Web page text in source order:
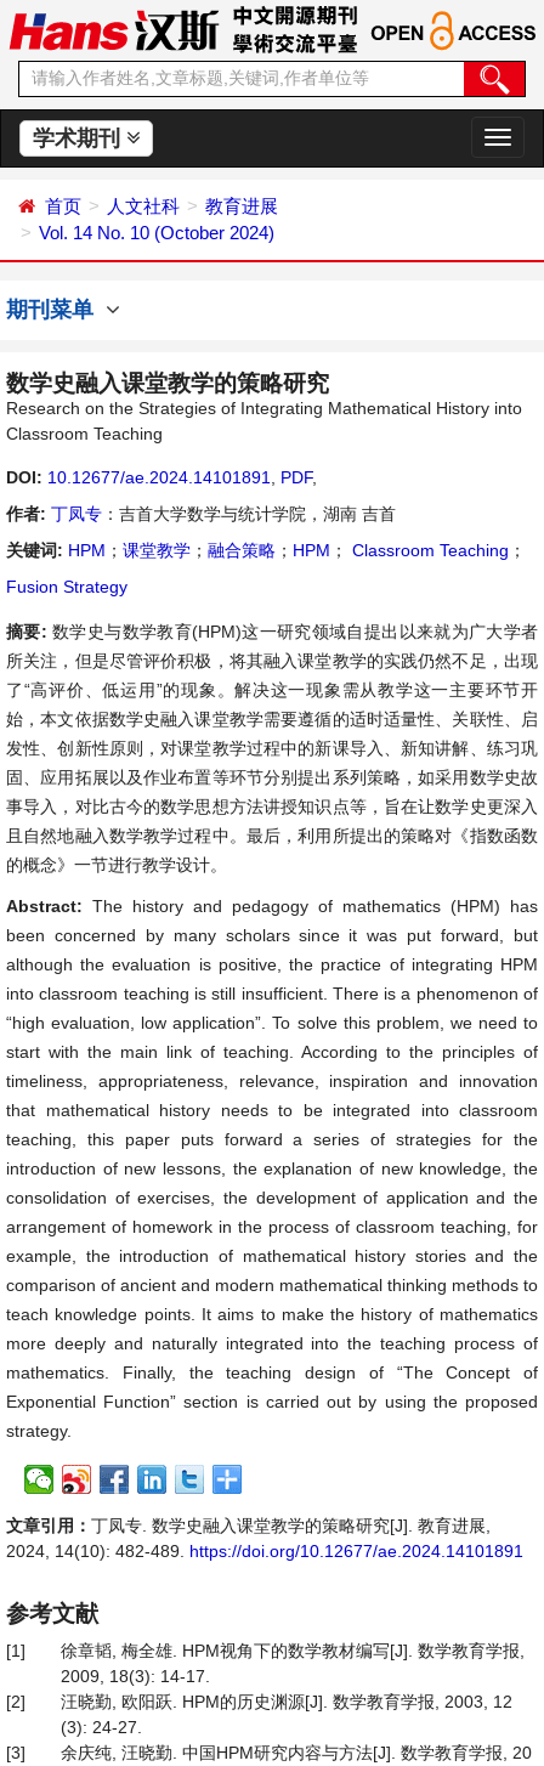
学术期刊
切
换
首页 人文社科
教育进展
Vol. 14 No. 10 (October 2024)
期刊菜单
数学史融入课堂教学的策略研究
Research on the Strategies of Integrating Mathematical History into
Classroom Teaching
DOI: 10.12677/ae.2024.14101891 PDF,
作者: 丁凤专 ：吉首大学数学与统计学院，湖南 吉首
关键词: HPM ； 课堂教学 ； 融合策略 ； HPM ； Classroom Teaching ；
Fusion Strategy
摘要:数学史与数学教育(HPM)这一研究领域自提出以来就为广大学者
所关注，但是尽管评价积极，将其融入课堂教学的实践仍然不足，出现
了“高评价、低运用”的现象。解决这一现象需从教学这一主要环节开
始，本文依据数学史融入课堂教学需要遵循的适时适量性、关联性、启
发性、创新性原则，对课堂教学过程中的新课导入、新知讲解、练习巩
固、应用拓展以及作业布置等环节分别提出系列策略，如采用数学史故
事导入，对比古今的数学思想方法讲授知识点等，旨在让数学史更深入
且自然地融入数学教学过程中。最后，利用所提出的策略对《指数函数
的概念》一节进行教学设计。
Abstract: The history and pedagogy of mathematics (HPM) has
been concerned by many scholars since it was put forward, but
although the evaluation is positive, the practice of integrating HPM
into classroom teaching is still insufficient. There is a phenomenon of
“high evaluation, low application”. To solve this problem, we need to
start with the main link of teaching. According to the principles of
timeliness, appropriateness, relevance, inspiration and innovation
that mathematical history needs to be integrated into classroom
teaching, this paper puts forward a series of strategies for the
introduction of new lessons, the explanation of new knowledge, the
consolidation of exercises, the development of application and the
arrangement of homework in the process of classroom teaching, for
example, the introduction of mathematical history stories and the
comparison of ancient and modern mathematical thinking methods to
teach knowledge points. It aims to make the history of mathematics
more deeply and naturally integrated into the teaching process of
mathematics. Finally, the teaching design of “The Concept of
Exponential Function” section is carried out by using the proposed
strategy.
文章引用： 丁凤专. 数学史融入课堂教学的策略研究[J]. 教育进展,
2024, 14(10): 482-489. https://doi.org/10.12677/ae.2024.14101891
参考文献
[1]
徐章韬, 梅全雄. HPM视角下的数学教材编写[J]. 数学教育学报,
2009, 18(3): 14-17.
[2]
汪晓勤, 欧阳跃. HPM的历史渊源[J]. 数学教育学报, 2003, 12
(3): 24-27.
[3]
余庆纯, 汪晓勤. 中国HPM研究内容与方法[J]. 数学教育学报, 20